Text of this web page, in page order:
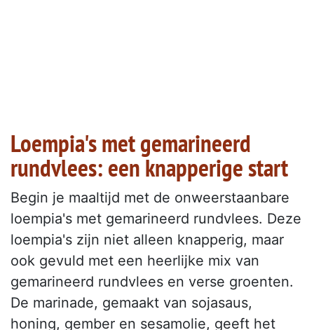
Loempia's met gemarineerd
rundvlees: een knapperige start
Begin je maaltijd met de onweerstaanbare
loempia's met gemarineerd rundvlees. Deze
loempia's zijn niet alleen knapperig, maar
ook gevuld met een heerlijke mix van
gemarineerd rundvlees en verse groenten.
De marinade, gemaakt van sojasaus,
honing, gember en sesamolie, geeft het